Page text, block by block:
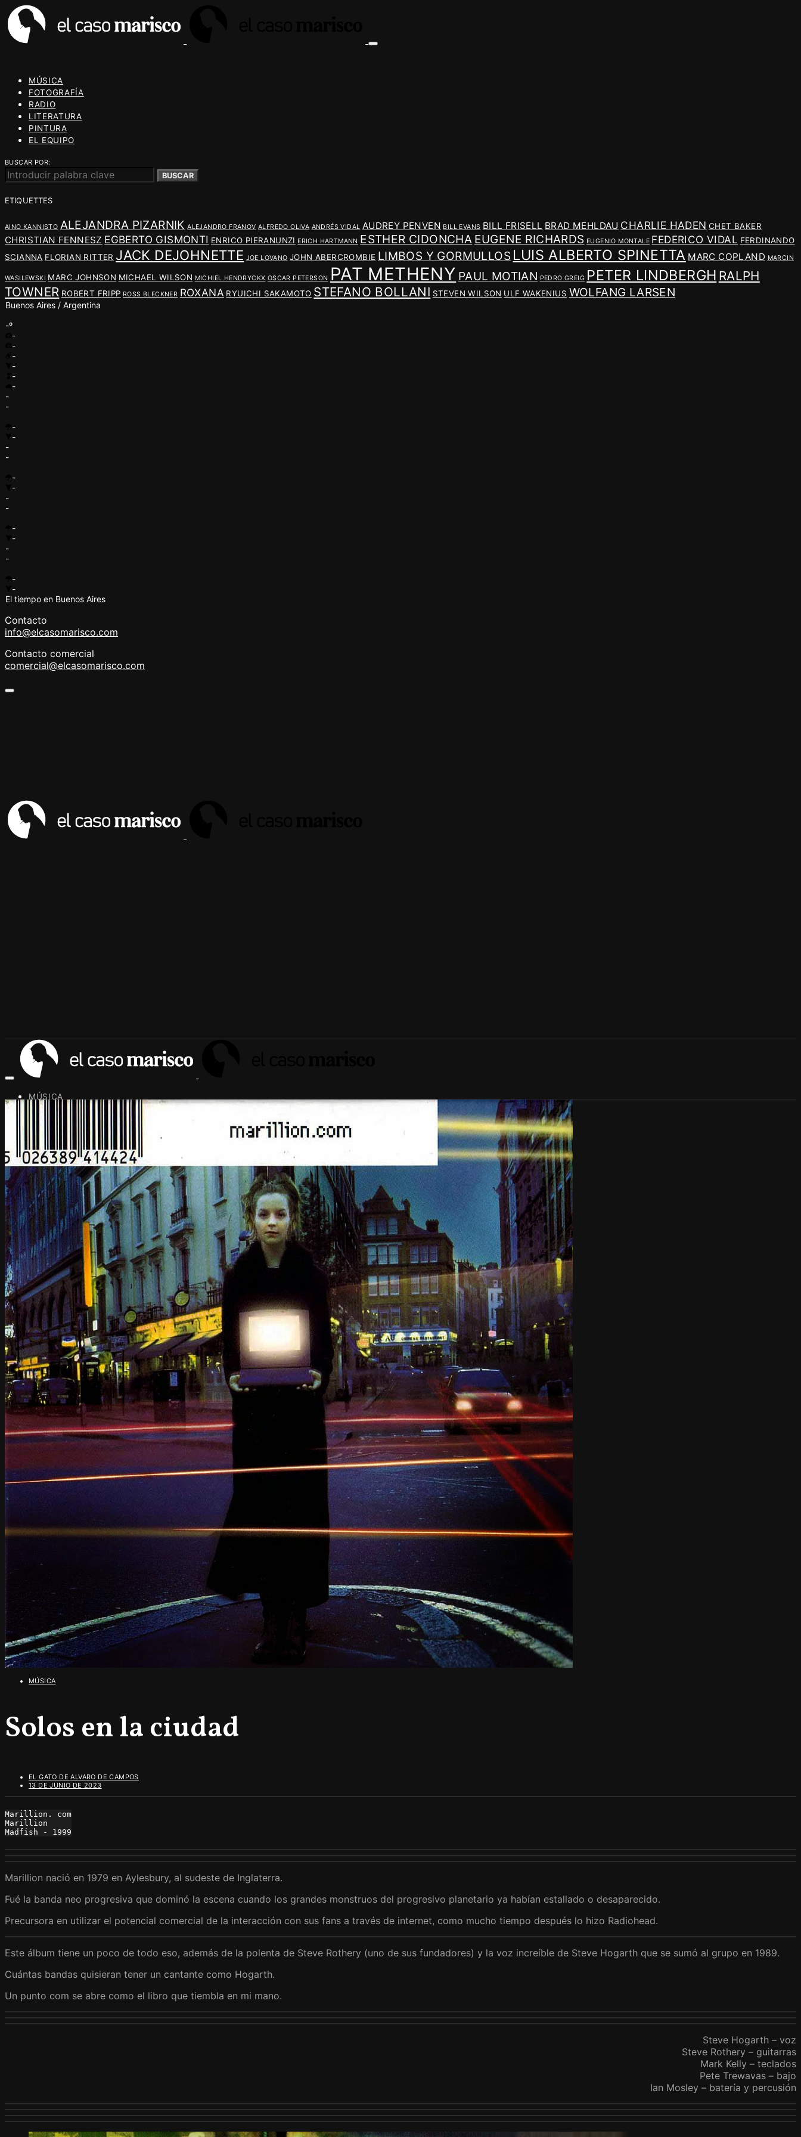
MÚSICA
FOTOGRAFÍA
RADIO
LITERATURA
PINTURA
EL EQUIPO
BUSCAR POR:
BUSCAR
ETIQUETTES
AINO KANNISTO ALEJANDRA PIZARNIK ALEJANDRO FRANOV ALFREDO OLIVA ANDRÉS VIDAL AUDREY PENVEN BILL EVANS BILL FRISELL BRAD MEHLDAU CHARLIE HADEN CHET BAKER
CHRISTIAN FENNESZ EGBERTO GISMONTI ENRICO PIERANUNZI ERICH HARTMANN ESTHER CIDONCHA EUGENE RICHARDS EUGENIO MONTALE FEDERICO VIDAL FERDINANDO
SCIANNA FLORIAN RITTER JACK DEJOHNETTE JOE LOVANO JOHN ABERCROMBIE LIMBOS Y GORMULLOS LUIS ALBERTO SPINETTA MARC COPLAND MARCIN
WASILEWSKI MARC JOHNSON MICHAEL WILSON MICHIEL HENDRYCKX OSCAR PETERSON PAT METHENY PAUL MOTIAN PEDRO GREIG PETER LINDBERGH RALPH
TOWNER ROBERT FRIPP ROSS BLECKNER ROXANA RYUICHI SAKAMOTO STEFANO BOLLANI STEVEN WILSON ULF WAKENIUS WOLFANG LARSEN
Buenos Aires / Argentina
-º
-
-
-
-
-
-
-
-
-
-
-
-
-
-
-
-
-
-
-
-
-
-
El tiempo en Buenos Aires
Contacto
info@elcasomarisco.com
Contacto comercial
comercial@elcasomarisco.com
MÚSICA
FOTOGRAFÍA
EL EQUIPO
MÚSICA
Solos en la ciudad
EL GATO DE ALVARO DE CAMPOS
13 DE JUNIO DE 2023
Marillion. com
Marillion
Madfish - 1999
Marillion nació en 1979 en Aylesbury, al sudeste de Inglaterra.
Fué la banda neo progresiva que dominó la escena cuando los grandes monstruos del progresivo planetario ya habían estallado o desaparecido.
Precursora en utilizar el potencial comercial de la interacción con sus fans a través de internet, como mucho tiempo después lo hizo Radiohead.
Este álbum tiene un poco de todo eso, además de la polenta de Steve Rothery (uno de sus fundadores) y la voz increíble de Steve Hogarth que se sumó al grupo en 1989.
Cuántas bandas quisieran tener un cantante como Hogarth.
Un punto com se abre como el libro que tiembla en mi mano.
Steve Hogarth – voz
Steve Rothery – guitarras
Mark Kelly – teclados
Pete Trewavas – bajo
Ian Mosley – batería y percusión